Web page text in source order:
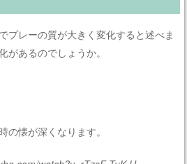
プレーの質が大きく変化すると述べま
があるのでしょうか。
の懐が深くなります。